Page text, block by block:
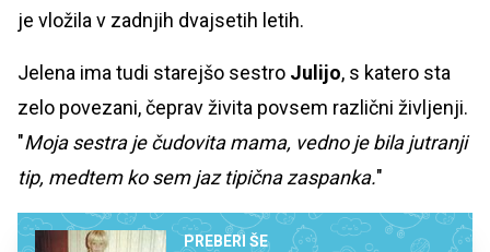
je vložila v zadnjih dvajsetih letih.
Jelena ima tudi starejšo sestro Julijo, s katero sta
zelo povezani, čeprav živita povsem različni življenji.
"Moja sestra je čudovita mama, vedno je bila jutranji
tip, medtem ko sem jaz tipična zaspanka."
PREBERI ŠE